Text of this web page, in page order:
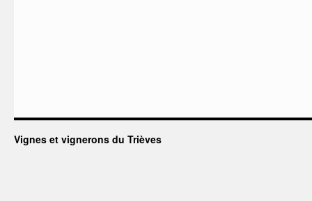
Vignes et vignerons du Trièves